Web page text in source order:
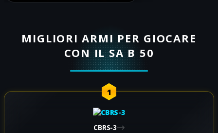
MIGLIORI ARMI PER GIOCARE
CON IL SA B 50
1
CBRS-3